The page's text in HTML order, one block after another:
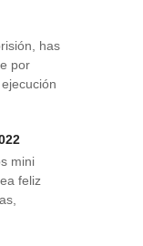
has
por
mini
feliz